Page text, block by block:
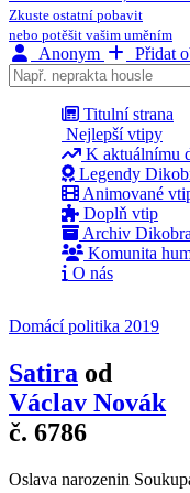
Zkuste ostatní pobavit
nebo potěšit vašim uměním
Anonym Přidat
Titulní strana
Nejlepší vtipy
K aktuálnímu
Legendy
Animované
Doplň vtip
Archiv
Komunita
O nás
Domácí politika 2019
Satira od
Václav Novák
č. 6786
Oslava narozenin